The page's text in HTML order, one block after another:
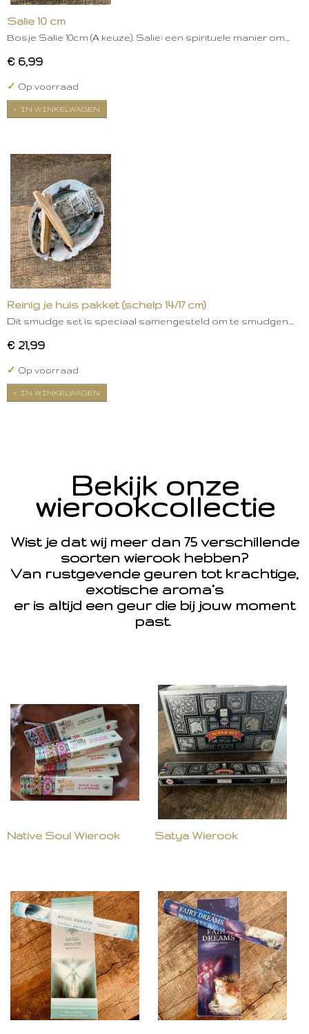
Salie 10 cm
Bosje Salie 10cm (A keuze). Salie: een spirituele manier om…
€ 6,99
✓ Op voorraad
IN WINKELWAGEN
Reinig je huis pakket (schelp 14/17 cm)
Dit smudge set is speciaal samengesteld om te smudgen.…
€ 21,99
✓ Op voorraad
IN WINKELWAGEN
Bekijk onze
wierookcollectie
Wist je dat wij meer dan 75 verschillende
soorten wierook hebben?
Van rustgevende geuren tot krachtige,
exotische aroma’s
er is altijd een geur die bij jouw moment
past.
Native Soul Wierook Satya Wierook